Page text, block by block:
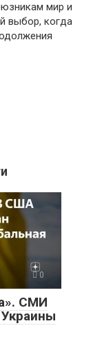
мир и
выбор, когда
0
СМИ